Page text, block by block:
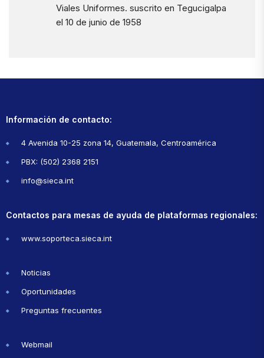
Viales Uniformes. suscrito en Tegucigalpa
el 10 de junio de 1958
Información de contacto:
4 Avenida 10-25 zona 14, Guatemala, Centroamérica
PBX: (502) 2368 2151
info@sieca.int
Contactos para mesas de ayuda de plataformas regionales:
www.soporteca.sieca.int
Noticias
Oportunidades
Preguntas frecuentes
Webmail